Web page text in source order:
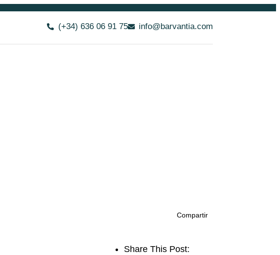
(+34) 636 06 91 75 info@barvantia.com
Compartir
Share This Post: